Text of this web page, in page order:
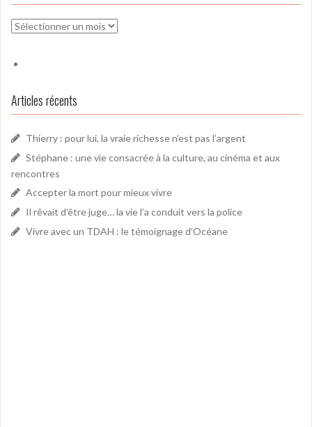
Archives
Articles récents
Thierry : pour lui, la vraie richesse n’est pas l’argent
Stéphane : une vie consacrée à la culture, au cinéma et aux
rencontres
Accepter la mort pour mieux vivre
Il rêvait d’être juge… la vie l’a conduit vers la police
Vivre avec un TDAH : le témoignage d’Océane